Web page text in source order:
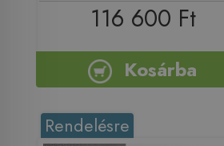
116 600 Ft
Kosárba
Rendelésre